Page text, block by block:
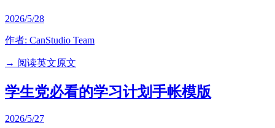
2026/5/28
作者: CanStudio Team
→ 阅读英文原文
学生党必看的学习计划手帐模版
2026/5/27